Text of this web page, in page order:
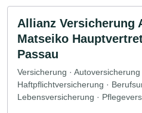
Allianz Versicherung
Matseiko
Passau
Versicherung · Autoversicherung
Haftpflichtversicherung ·
Lebensversicherung ·